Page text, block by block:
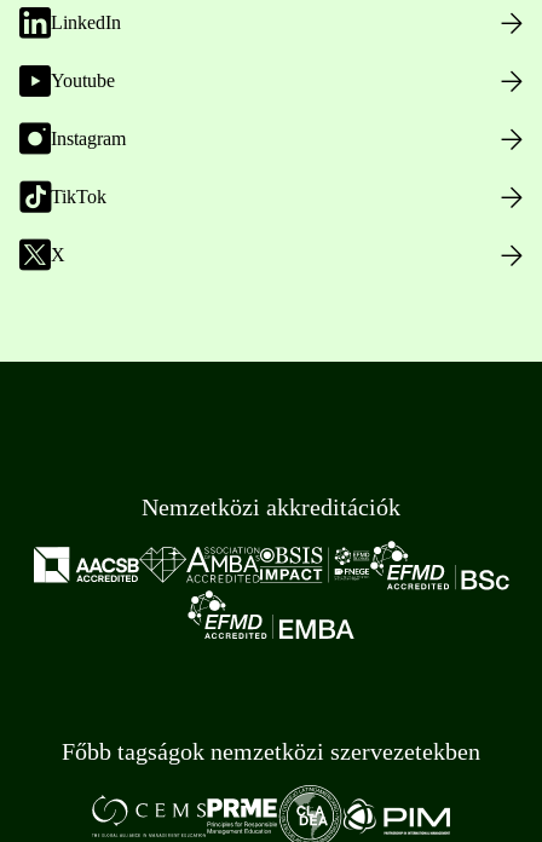
LinkedIn
Youtube
Instagram
TikTok
X
Nemzetközi akkreditációk
Főbb tagságok nemzetközi szervezetekben